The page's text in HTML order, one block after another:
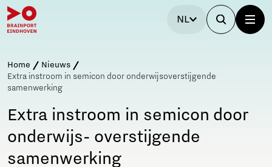
NL
Home
Nieuws
Extra instroom in semicon door onderwijsoverstijgende
samenwerking
Extra instroom in semicon door
onderwijs- overstijgende
samenwerking